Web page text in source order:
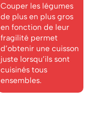
Couper les légumes
de plus en plus gros
en fonction de leur
fragilité permet
d’obtenir une cuisson
juste lorsqu’ils sont
cuisinés tous
ensembles.